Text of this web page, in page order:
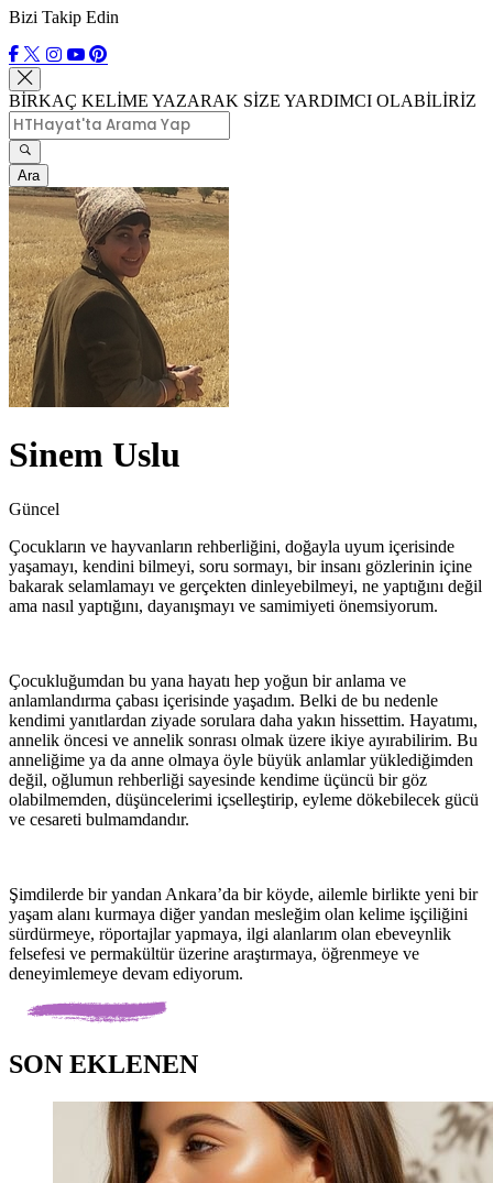
Bizi Takip Edin
BİRKAÇ KELİME YAZARAK SİZE YARDIMCI OLABİLİRİZ
Ara
Sinem Uslu
Güncel
Çocukların ve hayvanların rehberliğini, doğayla uyum içerisinde
yaşamayı, kendini bilmeyi, soru sormayı, bir insanı gözlerinin içine
bakarak selamlamayı ve gerçekten dinleyebilmeyi, ne yaptığını değil
ama nasıl yaptığını, dayanışmayı ve samimiyeti önemsiyorum.
Çocukluğumdan bu yana hayatı hep yoğun bir anlama ve
anlamlandırma çabası içerisinde yaşadım. Belki de bu nedenle
kendimi yanıtlardan ziyade sorulara daha yakın hissettim. Hayatımı,
annelik öncesi ve annelik sonrası olmak üzere ikiye ayırabilirim. Bu
anneliğime ya da anne olmaya öyle büyük anlamlar yüklediğimden
değil, oğlumun rehberliği sayesinde kendime üçüncü bir göz
olabilmemden, düşüncelerimi içselleştirip, eyleme dökebilecek gücü
ve cesareti bulmamdandır.
Şimdilerde bir yandan Ankara’da bir köyde, ailemle birlikte yeni bir
yaşam alanı kurmaya diğer yandan mesleğim olan kelime işçiliğini
sürdürmeye, röportajlar yapmaya, ilgi alanlarım olan ebeveynlik
felsefesi ve permakültür üzerine araştırmaya, öğrenmeye ve
deneyimlemeye devam ediyorum.
SON EKLENEN